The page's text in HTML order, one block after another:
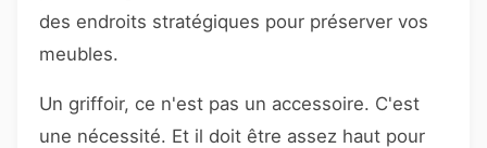
des endroits stratégiques pour préserver vos
meubles.
Un griffoir, ce n'est pas un accessoire. C'est
une nécessité. Et il doit être assez haut pour